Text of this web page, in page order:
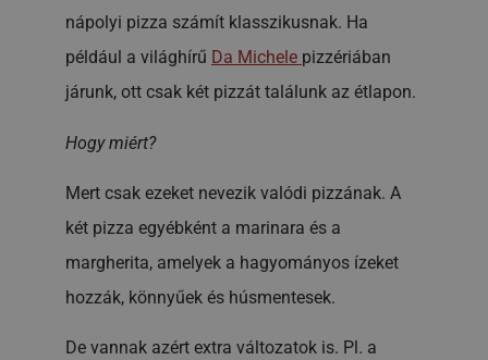
nápolyi pizza számít klasszikusnak. Ha
például a világhírű Da Michele pizzériában
járunk, ott csak két pizzát találunk az étlapon.
Hogy miért?
Mert csak ezeket nevezik valódi pizzának. A
két pizza egyébként a marinara és a
margherita, amelyek a hagyományos ízeket
hozzák, könnyűek és húsmentesek.
De vannak azért extra változatok is. Pl. a